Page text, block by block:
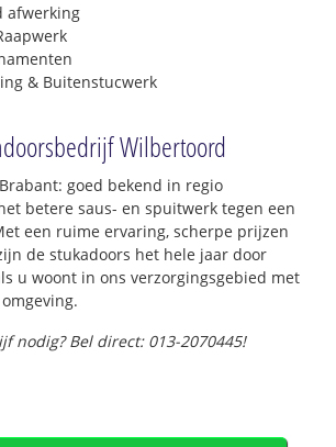
afwerking
& Buitenstucwerk
Wilbertoord
goed bekend in regio
betere saus- en spuitwerk tegen een
een ruime ervaring, scherpe prijzen
de stukadoors het hele jaar door
u woont in ons verzorgingsgebied met
nodig? Bel direct: 013-2070445!